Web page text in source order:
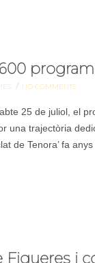
/ NO COMMENTS
25 de juliol, el
una trajectòria
de Tenora’ fa
Figueres i